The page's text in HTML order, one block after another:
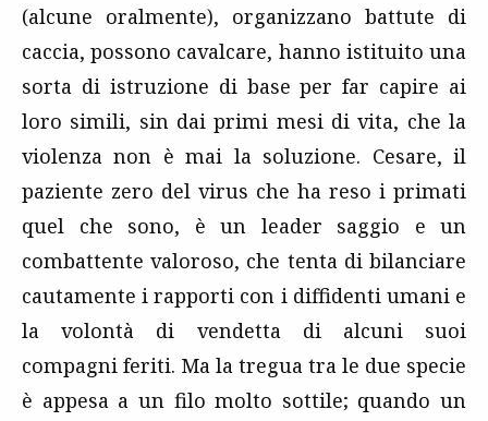
(alcune oralmente), organizzano battute di
caccia, possono cavalcare, hanno istituito una
sorta di istruzione di base per far capire ai
loro simili, sin dai primi mesi di vita, che la
violenza non è mai la soluzione. Cesare, il
paziente zero del virus che ha reso i primati
quel che sono, è un leader saggio e un
combattente valoroso, che tenta di bilanciare
cautamente i rapporti con i diffidenti umani e
la volontà di vendetta di alcuni suoi
compagni feriti. Ma la tregua tra le due specie
è appesa a un filo molto sottile; quando un